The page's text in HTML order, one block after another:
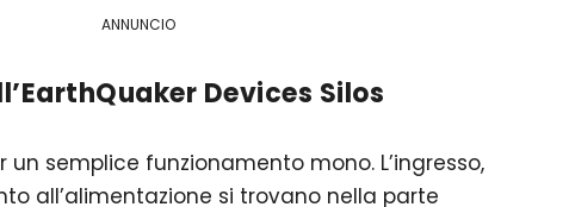
ANNUNCIO
Devices Silos
un semplice funzionamento mono. L’ingresso,
all’alimentazione si trovano nella parte